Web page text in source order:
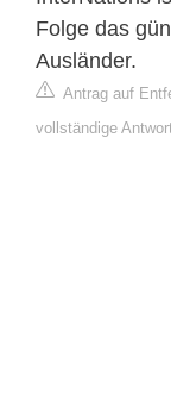
Folge das
Ausländer.
Antrag auf
vollständige